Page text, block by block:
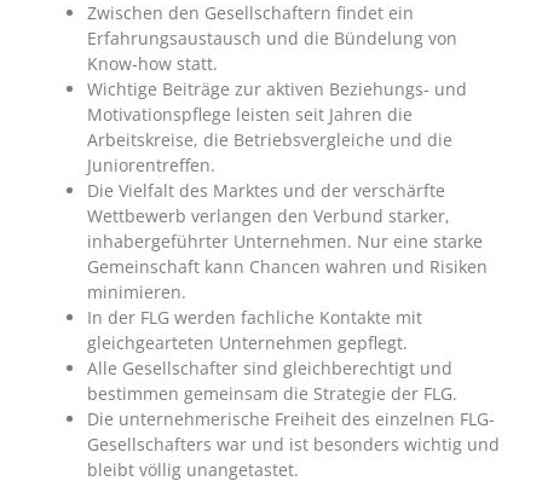
Zwischen den Gesellschaftern findet ein
Erfahrungsaustausch und die Bündelung von
Know-how statt.
Wichtige Beiträge zur aktiven Beziehungs- und
Motivationspflege leisten seit Jahren die
Arbeitskreise, die Betriebsvergleiche und die
Juniorentreffen.
Die Vielfalt des Marktes und der verschärfte
Wettbewerb verlangen den Verbund starker,
inhabergeführter Unternehmen. Nur eine starke
Gemeinschaft kann Chancen wahren und Risiken
minimieren.
In der FLG werden fachliche Kontakte mit
gleichgearteten Unternehmen gepflegt.
Alle Gesellschafter sind gleichberechtigt und
bestimmen gemeinsam die Strategie der FLG.
Die unternehmerische Freiheit des einzelnen FLG-
Gesellschafters war und ist besonders wichtig und
bleibt völlig unangetastet.